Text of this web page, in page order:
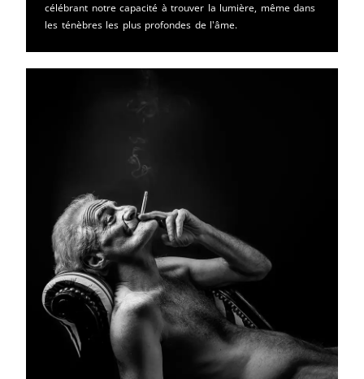
célébrant notre capacité à trouver la lumière, même dans
les ténèbres les plus profondes de l'âme.